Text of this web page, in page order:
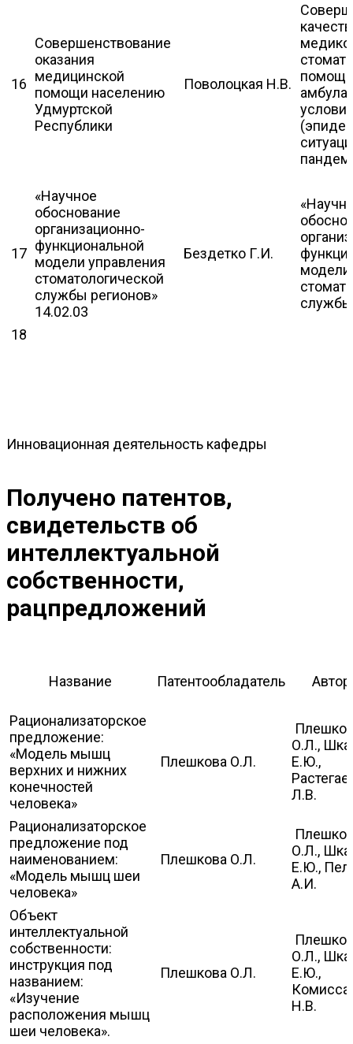
16
Совершенствование
оказания
медицинской
помощи населению
Удмуртской
Республики
Поволоцкая Н.В.
17
«Научное
обоснование
организационно-
функциональной
модели управления
стоматологической
службы регионов»
14.02.03
Бездетко Г.И.
модели
службы
18
Инновационная деятельность кафедры
Получено патентов,
свидетельств об
интеллектуальной
собственности,
рацпредложений
Название Патентообладатель
Рационализаторское
предложение:
«Модель мышц
верхних и нижних
конечностей
человека»
Плешкова О.Л.
О.Л.,
Е.Ю.,
Л.В.
Рационализаторское
предложение под
наименованием:
«Модель мышц шеи
человека»
Плешкова О.Л.
О.Л.,
Е.Ю.,
А.И.
Объект
интеллектуальной
собственности:
инструкция под
названием:
«Изучение
расположения мышц
шеи человека».
Плешкова О.Л.
О.Л.,
Е.Ю.,
Н.В.